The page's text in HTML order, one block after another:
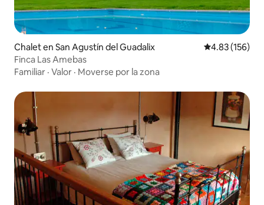
Chalet en San Agustín del Guadalix Calificación
4.83 (156)
Finca Las Amebas
Familiar · Valor · Moverse por la zona